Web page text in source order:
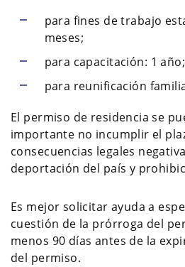
para fines de trabajo
meses;
para capacitación: 1 año;
para reunificación
El permiso de residencia se
importante no incumplir el
consecuencias legales
deportación del país y
Es mejor solicitar ayuda a
cuestión de la prórroga del
menos 90 días antes de la
del permiso.